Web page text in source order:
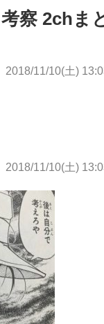
察 2chま
2018/11/10(土)
2018/11/10(土)